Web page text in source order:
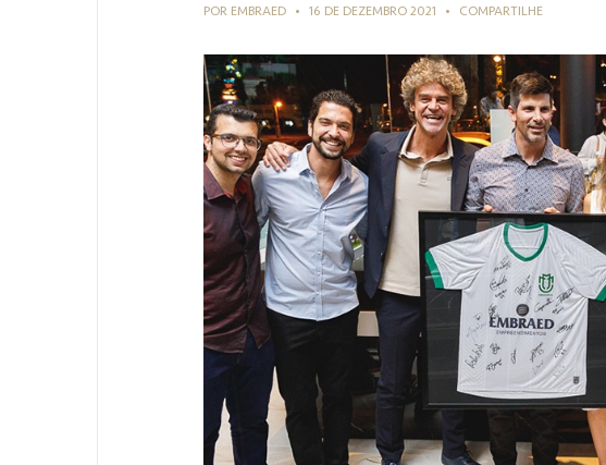
POR EMBRAED • 16 DE DEZEMBRO 2021 • COMPARTILHE